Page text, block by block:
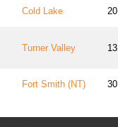
Cold Lake
Turner Valley
Fort Smith (NT)